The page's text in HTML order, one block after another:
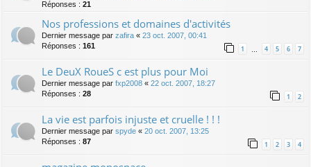
Réponses : 21
Nos professions et domaines d'activités
Dernier message par zafira « 23 oct. 2007, 00:41
Réponses : 161 1 4 5 6 7
Le DeuX RoueS c est plus pour Moi
Dernier message par fxp2008 « 22 oct. 2007, 18:27
Réponses : 28 1 2
La vie est parfois injuste et cruelle ! ! !
Dernier message par spyde « 20 oct. 2007, 13:25
Réponses : 87 1 2 3 4